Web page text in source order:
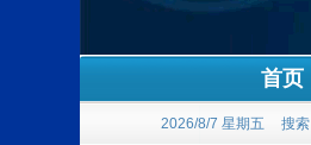
首页
2026/8/7 星期五 搜索